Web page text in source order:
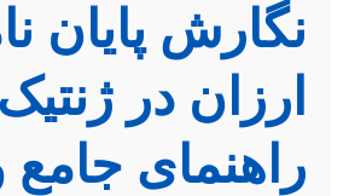
نگارش پایان
ارزان در
راهنمای جامع